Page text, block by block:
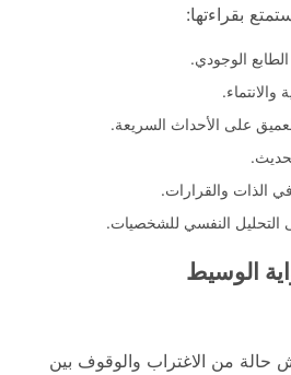
بقراءتها:
الوجودي.
والانتماء.
على الأحداث السريعة.
في الذات والقرارات.
التحليل النفسي للشخصيات.
الوسيط
حالة من الاغتراب والوقوف بين